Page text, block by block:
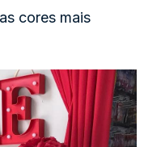
cores mais